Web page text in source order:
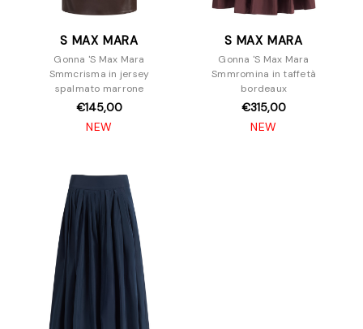
S MAX MARA
Gonna 'S Max Mara
Smmcrisma in jersey
spalmato marrone
€145,00
NEW
S MAX MARA
Gonna 'S Max Mara
Smmromina in taffetà
bordeaux
€315,00
NEW